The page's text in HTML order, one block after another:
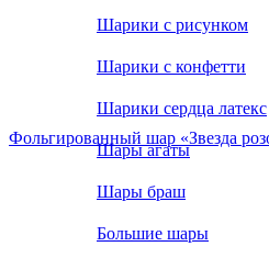
Шарики с рисунком
Шарики с конфетти
Шарики сердца латекс
Шары агаты
Шары браш
Большие шары
Фольгированный шар «Звезда